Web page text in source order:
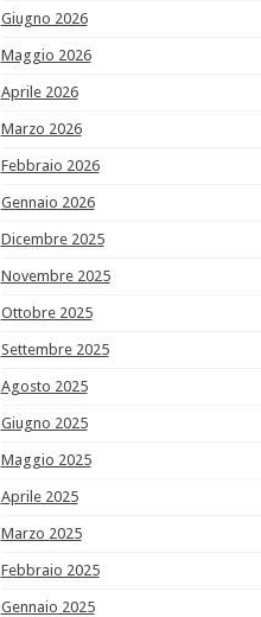
Giugno 2026
Maggio 2026
Aprile 2026
Marzo 2026
Febbraio 2026
Gennaio 2026
Dicembre 2025
Novembre 2025
Ottobre 2025
Settembre 2025
Agosto 2025
Giugno 2025
Maggio 2025
Aprile 2025
Marzo 2025
Febbraio 2025
Gennaio 2025